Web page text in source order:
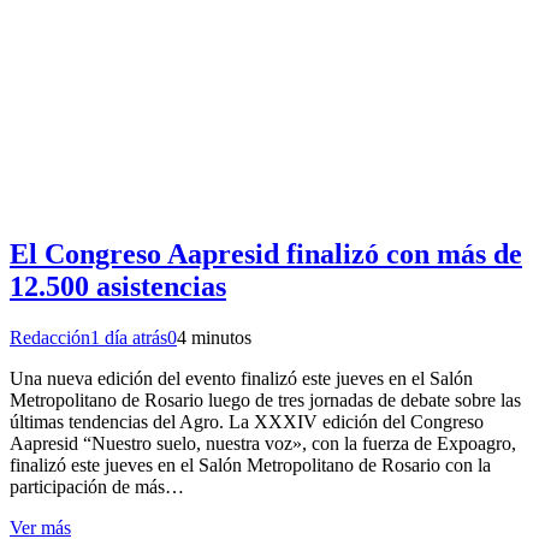
El Congreso Aapresid finalizó con más de
12.500 asistencias
Redacción1 día atrás04 minutos
Una nueva edición del evento finalizó este jueves en el Salón
Metropolitano de Rosario luego de tres jornadas de debate sobre las
últimas tendencias del Agro. La XXXIV edición del Congreso
Aapresid “Nuestro suelo, nuestra voz», con la fuerza de Expoagro,
finalizó este jueves en el Salón Metropolitano de Rosario con la
participación de más…
Ver más